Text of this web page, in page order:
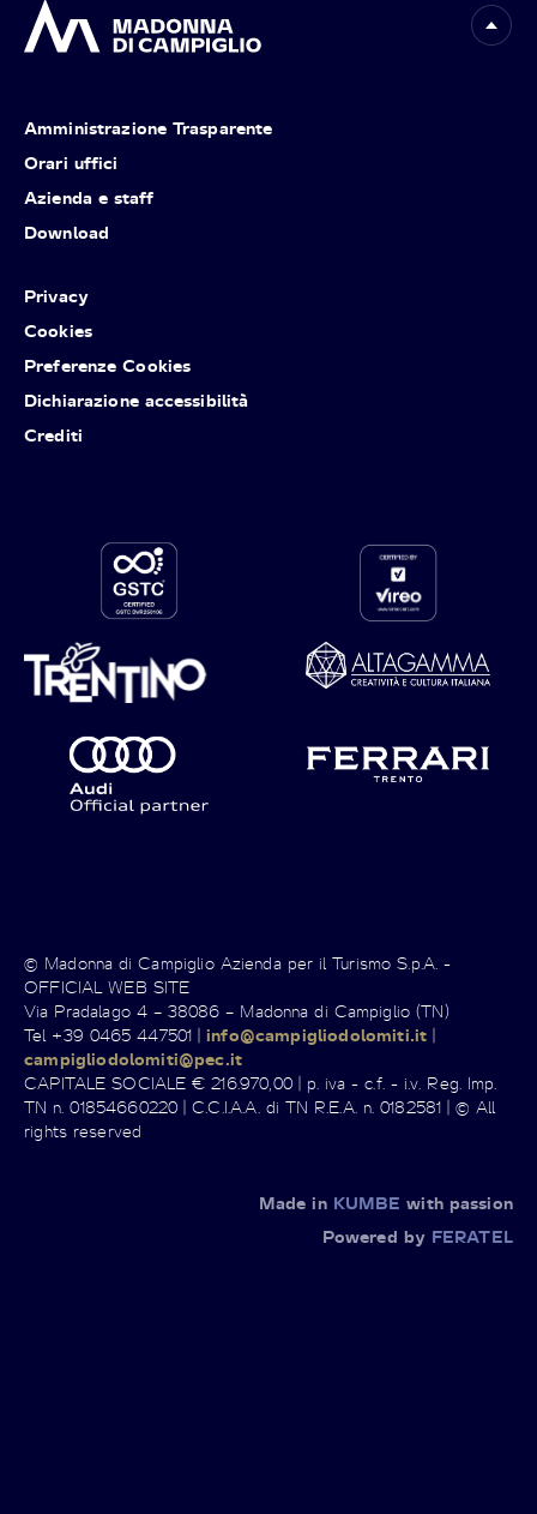
Amministrazione Trasparente
Orari uffici
Azienda e staff
Download
Privacy
Cookies
Preferenze Cookies
Dichiarazione accessibilità
Crediti
© Madonna di Campiglio Azienda per il Turismo S.p.A. -
OFFICIAL WEB SITE
Via Pradalago 4 – 38086 – Madonna di Campiglio (TN)
Tel +39 0465 447501 |info@campigliodolomiti.it |
campigliodolomiti@pec.it
CAPITALE SOCIALE € 216.970,00 | p. iva - c.f. - i.v. Reg. Imp.
TN n. 01854660220 | C.C.I.A.A. di TN R.E.A. n. 0182581 | © All
rights reserved
Made in KUMBE with passion
Powered by FERATEL